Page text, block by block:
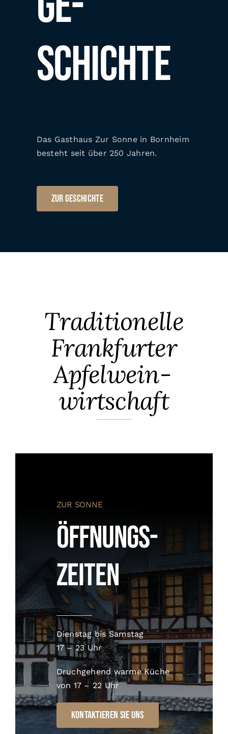
schichte
Das Gasthaus Zur Sonne in Bornheim
besteht seit über 250 Jahren.
Zur Geschichte
Traditionelle
Frankfurter
Apfelwein­
wirtschaft
ZUR SONNE
Öffnungs­
zeiten
Dienstag bis Samstag
17 – 23 Uhr
Druchgehend warme Küche
von 17 – 22 Uhr
Kontaktieren Sie uns